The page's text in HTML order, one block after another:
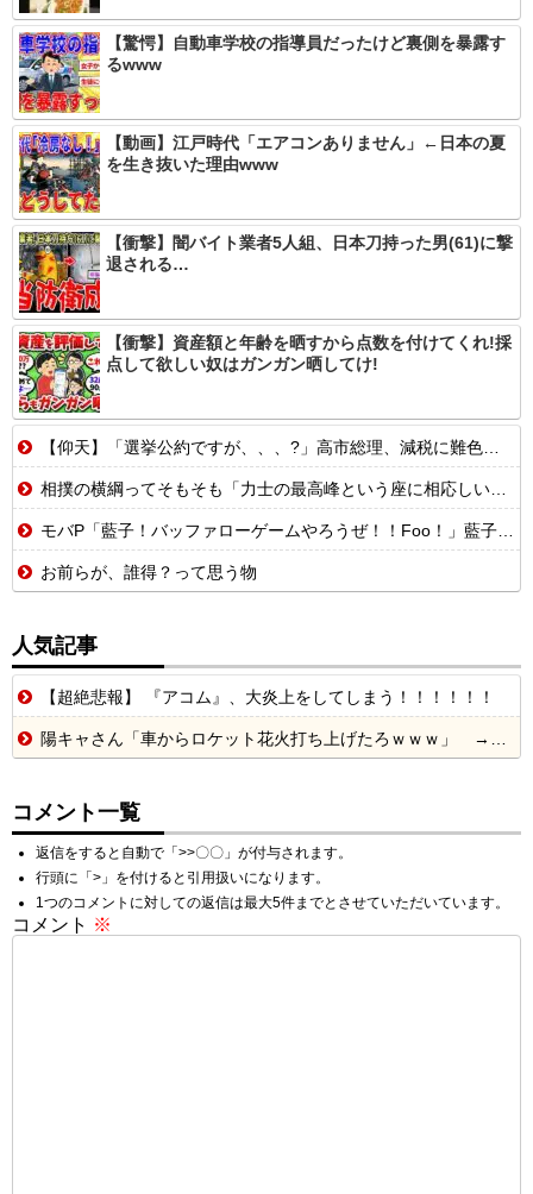
【驚愕】自動車学校の指導員だったけど裏側を暴露す
るwww
【動画】江戸時代「エアコンありません」←日本の夏
を生き抜いた理由www
【衝撃】闇バイト業者5人組、日本刀持った男(61)に撃
退される…
【衝撃】資産額と年齢を晒すから点数を付けてくれ!採
点して欲しい奴はガンガン晒してけ!
【仰天】「選挙公約ですが、、、?」高市総理、減税に難色を示し続ける玉木代表らを「煽りまくるwwwww」
相撲の横綱ってそもそも「力士の最高峰という座に相応しいかどうか」で決めるべきであって横綱に相応しい者がいないなら別に不在でもいいはずだよな
モバP「藍子！バッファローゲームやろうぜ！！Foo！」藍子「いいですよ。そのかわり」
お前らが、誰得？って思う物
人気記事
【超絶悲報】 『アコム』、大炎上をしてしまう！！！！！！
陽キャさん「車からロケット花火打ち上げたろｗｗｗ」 → サンルーフが閉まっていて無事車内に発射
コメント一覧
返信をすると自動で「>>〇〇」が付与されます。
行頭に「>」を付けると引用扱いになります。
1つのコメントに対しての返信は最大5件までとさせていただいています。
コメント ※